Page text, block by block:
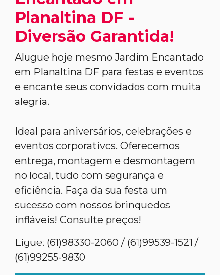
Planaltina DF -
Diversão Garantida!
Alugue hoje mesmo Jardim Encantado
em Planaltina DF para festas e eventos
e encante seus convidados com muita
alegria.
Ideal para aniversários, celebrações e
eventos corporativos. Oferecemos
entrega, montagem e desmontagem
no local, tudo com segurança e
eficiência. Faça da sua festa um
sucesso com nossos brinquedos
infláveis! Consulte preços!
Ligue: (61)98330-2060 / (61)99539-1521 /
(61)99255-9830